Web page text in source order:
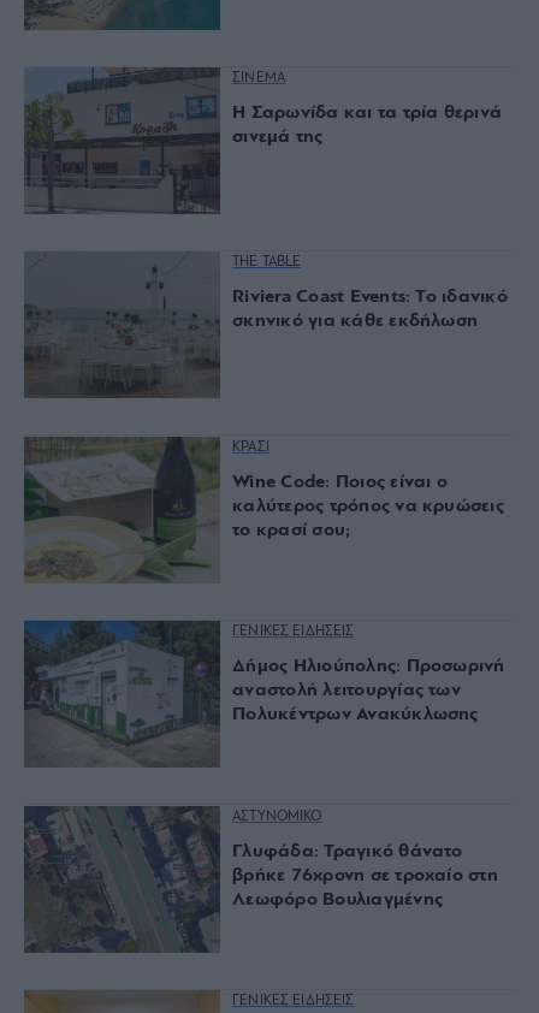
ΣΙΝΕΜΑ
Η Σαρωνίδα και τα τρία θερινά
σινεμά της
THE TABLE
Riviera Coast Events: Το ιδανικό
σκηνικό για κάθε εκδήλωση
ΚΡΑΣΙ
Wine Code: Ποιος είναι ο
καλύτερος τρόπος να κρυώσεις
το κρασί σου;
ΓΕΝΙΚΕΣ ΕΙΔΗΣΕΙΣ
Δήμος Ηλιούπολης: Προσωρινή
αναστολή λειτουργίας των
Πολυκέντρων Ανακύκλωσης
ΑΣΤΥΝΟΜΙΚΟ
Γλυφάδα: Τραγικό θάνατο
βρήκε 76χρονη σε τροχαίο στη
Λεωφόρο Βουλιαγμένης
ΓΕΝΙΚΕΣ ΕΙΔΗΣΕΙΣ